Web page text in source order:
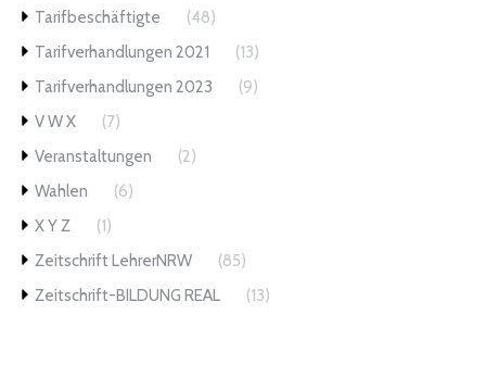
Tarifbeschäftigte
(48)
Tarifverhandlungen 2021
(13)
Tarifverhandlungen 2023
(9)
V W X
(7)
Veranstaltungen
(2)
Wahlen
(6)
X Y Z
(1)
Zeitschrift LehrerNRW
(85)
Zeitschrift-BILDUNG REAL
(13)